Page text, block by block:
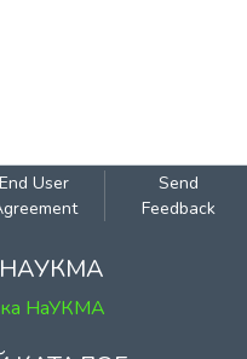
End User
Send
Feedback
НАУКМА
НаУКМА